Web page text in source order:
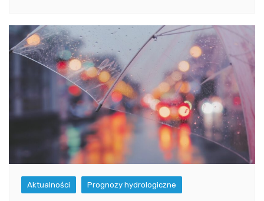
Aktualności Prognozy hydrologiczne